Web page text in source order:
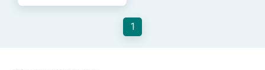
賴總統就職演說影片
1